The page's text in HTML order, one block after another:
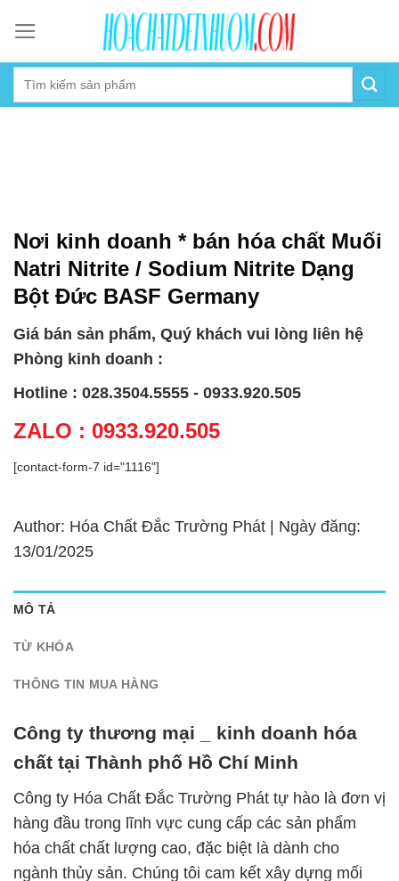
content
Nơi kinh doanh * bán hóa chất Muối
Natri Nitrite / Sodium Nitrite Dạng
Bột Đức BASF Germany
Giá bán sản phẩm, Quý khách vui lòng liên hệ
Phòng kinh doanh :
Hotline : 028.3504.5555 - 0933.920.505
ZALO : 0933.920.505
[contact-form-7 id="1116"]
Author: Hóa Chất Đắc Trường Phát | Ngày đăng:
13/01/2025
MÔ TẢ
TỪ KHÓA
THÔNG TIN MUA HÀNG
Công ty thương mại _ kinh doanh hóa
chất tại Thành phố Hồ Chí Minh
Công ty Hóa Chất Đắc Trường Phát tự hào là đơn vị
hàng đầu trong lĩnh vực cung cấp các sản phẩm
hóa chất chất lượng cao, đặc biệt là dành cho
ngành thủy sản. Chúng tôi cam kết xây dựng mối